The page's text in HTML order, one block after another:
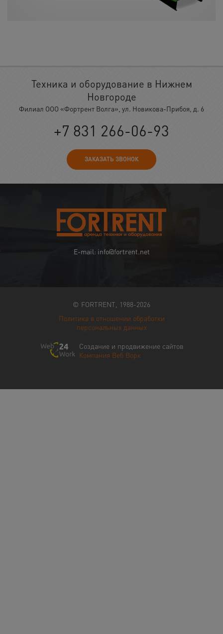
Техника и оборудование в Нижнем
Новгороде
Филиал ООО «Фортрент Волга», ул. Новикова-Прибоя, д. 6
+7 831 266-06-93
ЗАКАЗАТЬ ЗВОНОК
E-mail: info@fortrent.net
© FORTRENT, 1988-2026
Политика в отношении обработки
персональных данных
Создание и продвижение сайтов
Компания Веб Ворк